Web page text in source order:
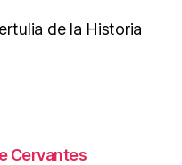
de la Historia
Cervantes